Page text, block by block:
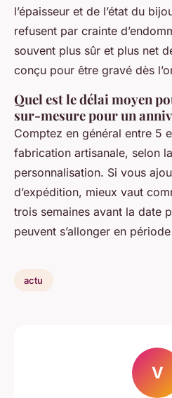
l’épaisseur et de l’état du
refusent par crainte
souvent plus sûr et plus net
conçu pour être gravé dès
Quel est le délai moyen
sur-mesure pour un
Comptez en général entre 5
fabrication artisanale, selon
personnalisation. Si vous
d’expédition, mieux vaut
trois semaines avant la date
peuvent s’allonger en
actu
V